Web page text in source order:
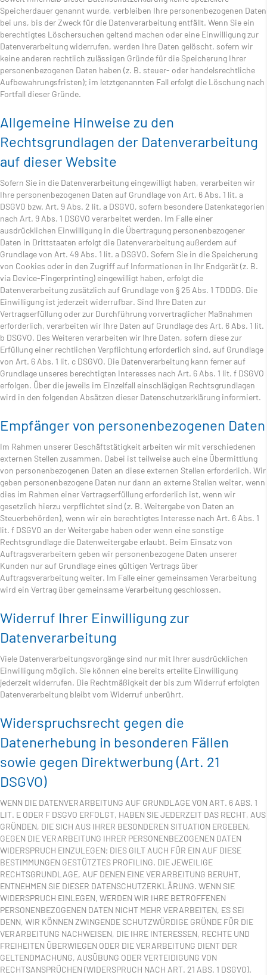
Speicherdauer genannt wurde, verbleiben Ihre personenbezogenen Daten
bei uns, bis der Zweck für die Datenverarbeitung entfällt. Wenn Sie ein
berechtigtes Löschersuchen geltend machen oder eine Einwilligung zur
Datenverarbeitung widerrufen, werden Ihre Daten gelöscht, sofern wir
keine anderen rechtlich zulässigen Gründe für die Speicherung Ihrer
personenbezogenen Daten haben (z. B. steuer- oder handelsrechtliche
Aufbewahrungsfristen); im letztgenannten Fall erfolgt die Löschung nach
Fortfall dieser Gründe.
Allgemeine Hinweise zu den
Rechtsgrundlagen der Datenverarbeitung
auf dieser Website
Sofern Sie in die Datenverarbeitung eingewilligt haben, verarbeiten wir
Ihre personenbezogenen Daten auf Grundlage von Art. 6 Abs. 1 lit. a
DSGVO bzw. Art. 9 Abs. 2 lit. a DSGVO, sofern besondere Datenkategorien
nach Art. 9 Abs. 1 DSGVO verarbeitet werden. Im Falle einer
ausdrücklichen Einwilligung in die Übertragung personenbezogener
Daten in Drittstaaten erfolgt die Datenverarbeitung außerdem auf
Grundlage von Art. 49 Abs. 1 lit. a DSGVO. Sofern Sie in die Speicherung
von Cookies oder in den Zugriff auf Informationen in Ihr Endgerät (z. B.
via Device-Fingerprinting) eingewilligt haben, erfolgt die
Datenverarbeitung zusätzlich auf Grundlage von § 25 Abs. 1 TDDDG. Die
Einwilligung ist jederzeit widerrufbar. Sind Ihre Daten zur
Vertragserfüllung oder zur Durchführung vorvertraglicher Maßnahmen
erforderlich, verarbeiten wir Ihre Daten auf Grundlage des Art. 6 Abs. 1 lit.
b DSGVO. Des Weiteren verarbeiten wir Ihre Daten, sofern diese zur
Erfüllung einer rechtlichen Verpflichtung erforderlich sind, auf Grundlage
von Art. 6 Abs. 1 lit. c DSGVO. Die Datenverarbeitung kann ferner auf
Grundlage unseres berechtigten Interesses nach Art. 6 Abs. 1 lit. f DSGVO
erfolgen. Über die jeweils im Einzelfall einschlägigen Rechtsgrundlagen
wird in den folgenden Absätzen dieser Datenschutzerklärung informiert.
Empfänger von personenbezogenen Daten
Im Rahmen unserer Geschäftstätigkeit arbeiten wir mit verschiedenen
externen Stellen zusammen. Dabei ist teilweise auch eine Übermittlung
von personenbezogenen Daten an diese externen Stellen erforderlich. Wir
geben personenbezogene Daten nur dann an externe Stellen weiter, wenn
dies im Rahmen einer Vertragserfüllung erforderlich ist, wenn wir
gesetzlich hierzu verpflichtet sind (z. B. Weitergabe von Daten an
Steuerbehörden), wenn wir ein berechtigtes Interesse nach Art. 6 Abs. 1
lit. f DSGVO an der Weitergabe haben oder wenn eine sonstige
Rechtsgrundlage die Datenweitergabe erlaubt. Beim Einsatz von
Auftragsverarbeitern geben wir personenbezogene Daten unserer
Kunden nur auf Grundlage eines gültigen Vertrags über
Auftragsverarbeitung weiter. Im Falle einer gemeinsamen Verarbeitung
wird ein Vertrag über gemeinsame Verarbeitung geschlossen.
Widerruf Ihrer Einwilligung zur
Datenverarbeitung
Viele Datenverarbeitungsvorgänge sind nur mit Ihrer ausdrücklichen
Einwilligung möglich. Sie können eine bereits erteilte Einwilligung
jederzeit widerrufen. Die Rechtmäßigkeit der bis zum Widerruf erfolgten
Datenverarbeitung bleibt vom Widerruf unberührt.
Widerspruchsrecht gegen die
Datenerhebung in besonderen Fällen
sowie gegen Direktwerbung (Art. 21
DSGVO)
WENN DIE DATENVERARBEITUNG AUF GRUNDLAGE VON ART. 6 ABS. 1
LIT. E ODER F DSGVO ERFOLGT, HABEN SIE JEDERZEIT DAS RECHT, AUS
GRÜNDEN, DIE SICH AUS IHRER BESONDEREN SITUATION ERGEBEN,
GEGEN DIE VERARBEITUNG IHRER PERSONENBEZOGENEN DATEN
WIDERSPRUCH EINZULEGEN; DIES GILT AUCH FÜR EIN AUF DIESE
BESTIMMUNGEN GESTÜTZTES PROFILING. DIE JEWEILIGE
RECHTSGRUNDLAGE, AUF DENEN EINE VERARBEITUNG BERUHT,
ENTNEHMEN SIE DIESER DATENSCHUTZERKLÄRUNG. WENN SIE
WIDERSPRUCH EINLEGEN, WERDEN WIR IHRE BETROFFENEN
PERSONENBEZOGENEN DATEN NICHT MEHR VERARBEITEN, ES SEI
DENN, WIR KÖNNEN ZWINGENDE SCHUTZWÜRDIGE GRÜNDE FÜR DIE
VERARBEITUNG NACHWEISEN, DIE IHRE INTERESSEN, RECHTE UND
FREIHEITEN ÜBERWIEGEN ODER DIE VERARBEITUNG DIENT DER
GELTENDMACHUNG, AUSÜBUNG ODER VERTEIDIGUNG VON
RECHTSANSPRÜCHEN (WIDERSPRUCH NACH ART. 21 ABS. 1 DSGVO).